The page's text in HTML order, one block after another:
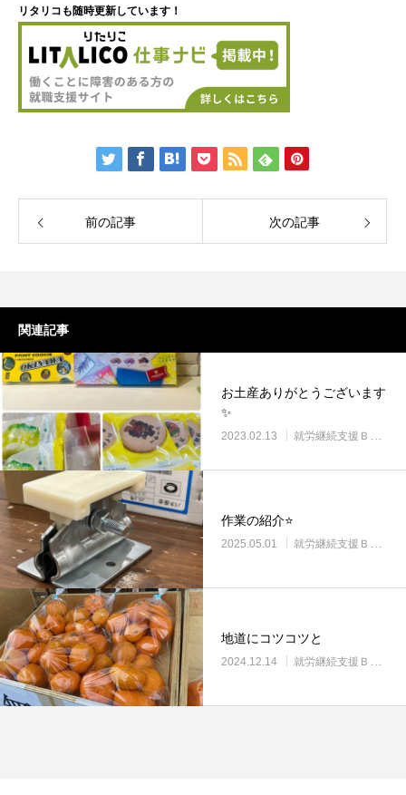
リタリコも随時更新しています！
前の記事 次の記事
関連記事
お土産ありがとうございます
✨
2023.02.13 就労継続支援Ｂ型・ニコプレイス
作業の紹介⭐
2025.05.01 就労継続支援Ｂ型・ニコプレイス
地道にコツコツと
2024.12.14 就労継続支援Ｂ型・ニコプレイス